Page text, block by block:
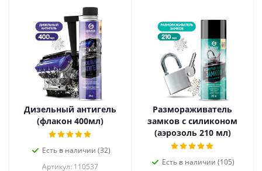
Дизельный антигель
(флакон 400мл)
Есть в наличии (32)
Артикул: 110537
Размораживатель
замков с силиконом
(аэрозоль 210 мл)
Есть в наличии (105)